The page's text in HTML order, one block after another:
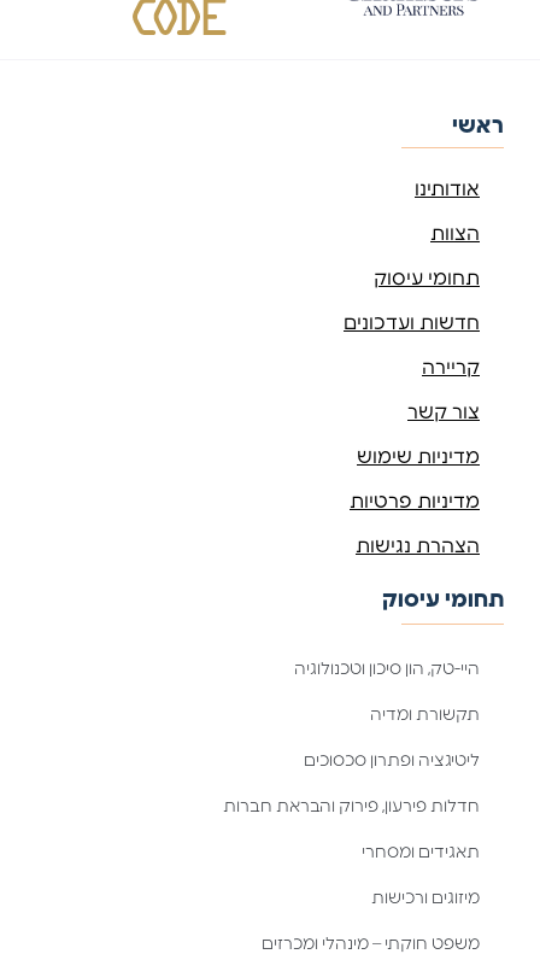
ראשי
אודותינו
הצוות
תחומי עיסוק
חדשות ועדכונים
קריירה
צור קשר
מדיניות שימוש
מדיניות פרטיות
הצהרת נגישות
תחומי עיסוק
היי-טק, הון סיכון וטכנולוגיה
תקשורת ומדיה
ליטיגציה ופתרון סכסוכים
חדלות פירעון, פירוק והבראת חברות
תאגידים ומסחרי
מיזוגים ורכישות
משפט חוקתי – מינהלי ומכרזים